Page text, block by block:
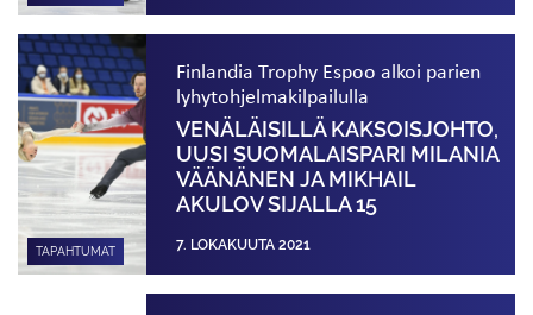
TAPAHTUMAT
Finlandia Trophy Espoo alkoi parien
lyhytohjelma­kilpailulla
VENÄLÄISILLÄ KAKSOISJOHTO,
UUSI SUOMALAISPARI MILANIA
VÄÄNÄNEN JA MIKHAIL
AKULOV SIJALLA 15
7. LOKAKUUTA 2021